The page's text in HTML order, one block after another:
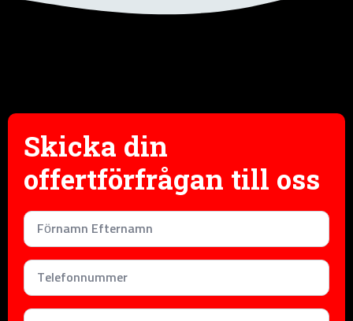
Skicka din
offertförfrågan till oss
Namn
Telefonnummer
Email